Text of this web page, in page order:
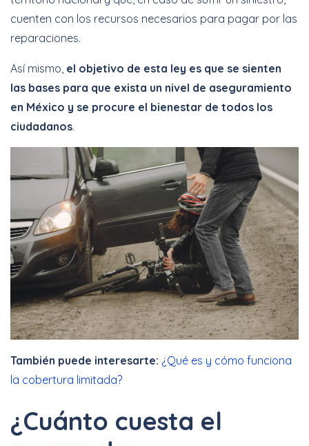
cuenten con los recursos necesarios para pagar por las
reparaciones.
Así mismo, el objetivo de esta ley es que se sienten
las bases para que exista un nivel de aseguramiento
en México y se procure el bienestar de todos los
ciudadanos.
También puede interesarte: ¿Qué es y cómo funciona
la cobertura limitada?
¿Cuánto cuesta el